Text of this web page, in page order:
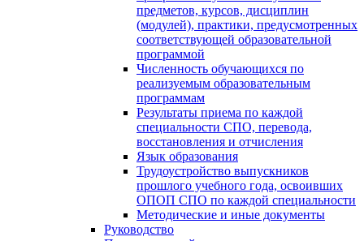
предметов, курсов, дисциплин
(модулей), практики, предусмотренных
соответствующей образовательной
программой
Численность обучающихся по
реализуемым образовательным
программам
Результаты приема по каждой
специальности СПО, перевода,
восстановления и отчисления
Язык образования
Трудоустройство выпускников
прошлого учебного года, освоивших
ОПОП СПО по каждой специальности
Методические и иные документы
Руководство